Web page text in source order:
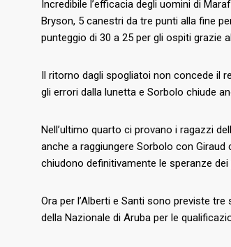
Incredibile l’efficacia degli uomini di
Bryson, 5 canestri da tre punti alla fine
punteggio di 30 a 25 per gli ospiti grazie
Il ritorno dagli spogliatoi non concede
gli errori dalla lunetta e Sorbolo chiude
Nell’ultimo quarto ci provano i ragazzi
anche a raggiungere Sorbolo con
chiudono definitivamente le speranze
Ora per l’Alberti e Santi sono previste
della Nazionale di Aruba per le